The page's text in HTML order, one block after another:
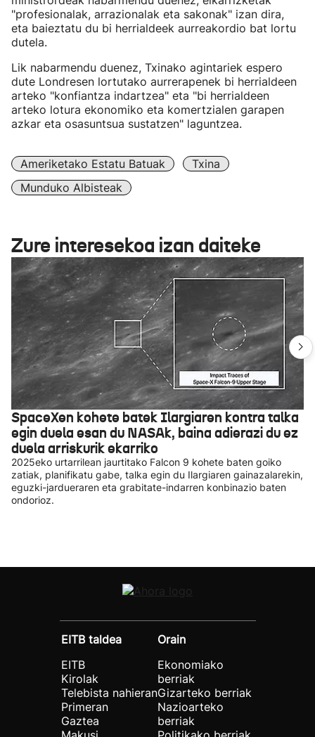
"profesionalak, arrazionalak eta sakonak" izan dira,
eta baieztatu du bi herrialdeek aurreakordio bat lortu
dutela.
Lik nabarmendu duenez, Txinako agintariek espero
dute Londresen lortutako aurrerapenek bi herrialdeen
arteko "konfiantza indartzea" eta "bi herrialdeen
arteko lotura ekonomiko eta komertzialen garapen
azkar eta osasuntsua sustatzen" laguntzea.
Ameriketako Estatu Batuak
Txina
Munduko Albisteak
Zure interesekoa izan daiteke
SpaceXen kohete batek Ilargiaren kontra talka
egin duela esan du NASAk, baina adierazi du ez
duela arriskurik ekarriko
2025eko urtarrilean jaurtitako Falcon 9 kohete baten goiko
zatiak, planifikatu gabe, talka egin du Ilargiaren gainazalarekin,
eguzki-jardueraren eta grabitate-indarren konbinazio baten
ondorioz.
EITB taldea
EITB
Kirolak
Telebista nahieran
Primeran
Gaztea
Orain
Ekonomiako
berriak
Gizarteko berriak
Nazioarteko
berriak